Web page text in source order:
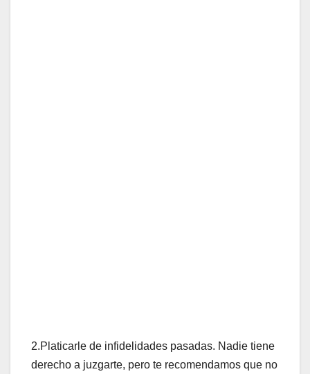
2.Platicarle de infidelidades pasadas. Nadie tiene
derecho a juzgarte, pero te recomendamos que no